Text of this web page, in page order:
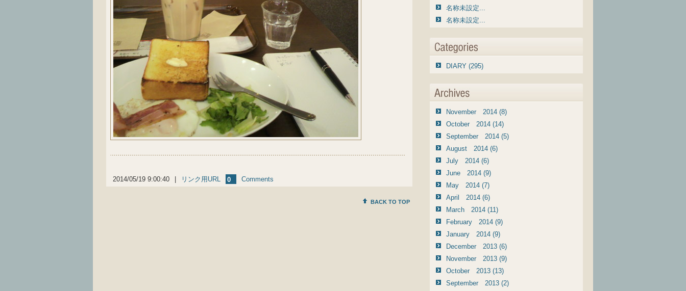
2014/05/19 9:00:40 リンク用URL 0 Comments
BACK TO TOP
名称未設定...
名称未設定...
DIARY (295)
November 2014 (8)
October 2014 (14)
September 2014 (5)
August 2014 (6)
July 2014 (6)
June 2014 (9)
May 2014 (7)
April 2014 (6)
March 2014 (11)
February 2014 (9)
January 2014 (9)
December 2013 (6)
November 2013 (9)
October 2013 (13)
September 2013 (2)